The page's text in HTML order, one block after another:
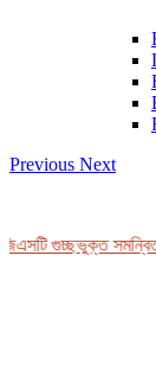
Previous Next
গুচ্ছভুক্ত সমন্বিত